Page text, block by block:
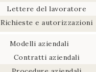
Lettere del lavoratore
Richieste e autorizzazioni
Modelli aziendali
Contratti aziendali